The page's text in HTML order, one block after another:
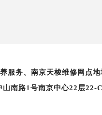
服务、南京天梭维修网点地
南路1号南京中心22层22-